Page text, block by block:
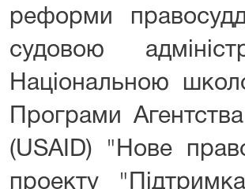
реформи
судовою
Національною
Програми
(USAID) "Нове
проекту